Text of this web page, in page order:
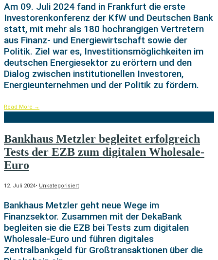
Am 09. Juli 2024 fand in Frankfurt die erste
Investorenkonferenz der KfW und Deutschen Bank
statt, mit mehr als 180 hochrangigen Vertretern
aus Finanz- und Energiewirtschaft sowie der
Politik. Ziel war es, Investitionsmöglichkeiten im
deutschen Energiesektor zu erörtern und den
Dialog zwischen institutionellen Investoren,
Energieunternehmen und der Politik zu fördern.
Read More →
Bankhaus Metzler begleitet erfolgreich
Tests der EZB zum digitalen Wholesale-
Euro
12. Juli 2024• Unkategorisiert
Bankhaus Metzler geht neue Wege im
Finanzsektor. Zusammen mit der DekaBank
begleiten sie die EZB bei Tests zum digitalen
Wholesale-Euro und führen digitales
Zentralbankgeld für Großtransaktionen über die